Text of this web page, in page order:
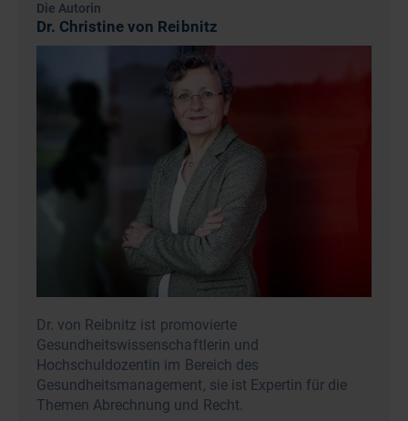
Die Autorin
Dr. Christine von Reibnitz
Dr. von Reibnitz ist promovierte
Gesundheitswissenschaftlerin und
Hochschuldozentin im Bereich des
Gesundheitsmanagement, sie ist Expertin für die
Themen Abrechnung und Recht.